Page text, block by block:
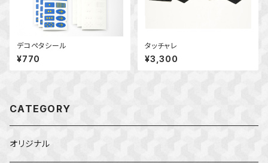
デコペタシール
¥770
タッチャレ
¥3,300
CATEGORY
オリジナル